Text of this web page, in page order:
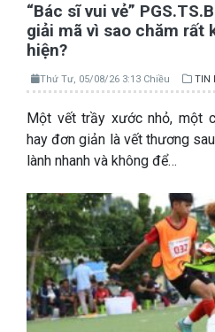
“Bác sĩ vui vẻ”
giải mã vì sao chăm rất
hiện?
Thứ Tư, 05/08/26 3:13 Chiều TIN
Một vết trầy xước nhỏ, một
hay đơn giản là vết thương
lành nhanh và không để…